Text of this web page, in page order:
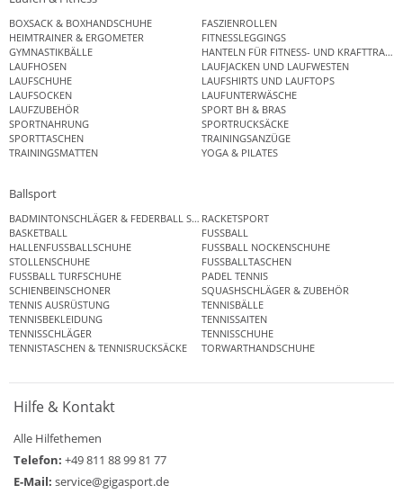
BOXSACK & BOXHANDSCHUHE
FASZIENROLLEN
HEIMTRAINER & ERGOMETER
FITNESSLEGGINGS
GYMNASTIKBÄLLE
HANTELN FÜR FITNESS- UND
LAUFHOSEN
LAUFJACKEN UND LAUFWESTEN
LAUFSCHUHE
LAUFSHIRTS UND LAUFTOPS
LAUFSOCKEN
LAUFUNTERWÄSCHE
LAUFZUBEHÖR
SPORT BH & BRAS
SPORTNAHRUNG
SPORTRUCKSÄCKE
SPORTTASCHEN
TRAININGSANZÜGE
TRAININGSMATTEN
YOGA & PILATES
Ballsport
BADMINTONSCHLÄGER & FEDERBALL SETSRACKETSPORT
BASKETBALL
FUSSBALL
HALLENFUSSBALLSCHUHE
FUSSBALL NOCKENSCHUHE
STOLLENSCHUHE
FUSSBALLTASCHEN
FUSSBALL TURFSCHUHE
PADEL TENNIS
SCHIENBEINSCHONER
SQUASHSCHLÄGER & ZUBEHÖR
TENNIS AUSRÜSTUNG
TENNISBÄLLE
TENNISBEKLEIDUNG
TENNISSAITEN
TENNISSCHLÄGER
TENNISSCHUHE
TENNISTASCHEN & TENNISRUCKSÄCKE
TORWARTHANDSCHUHE
Hilfe & Kontakt
Alle Hilfethemen
Telefon: +49 811 88 99 81 77
E-Mail: service@gigasport.de